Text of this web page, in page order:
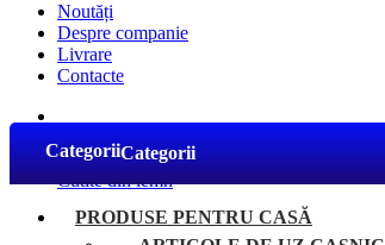
Noutăți
Despre companie
Livrare
Contacte
Tacâmuri din lemn
Cutite din lemn
Cutite din lemn
CategoriiCategorii
PRODUSE PENTRU CASĂ